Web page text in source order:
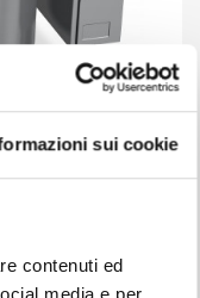
sui cookie
contenuti ed